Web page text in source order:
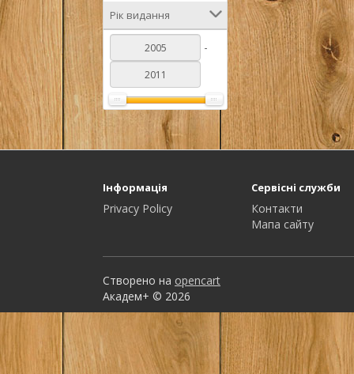
Рік видання
-
Інформація
Privacy Policy
Сервісні служби
Контакти
Мапа сайту
Створено на opencart
Академ+ © 2026